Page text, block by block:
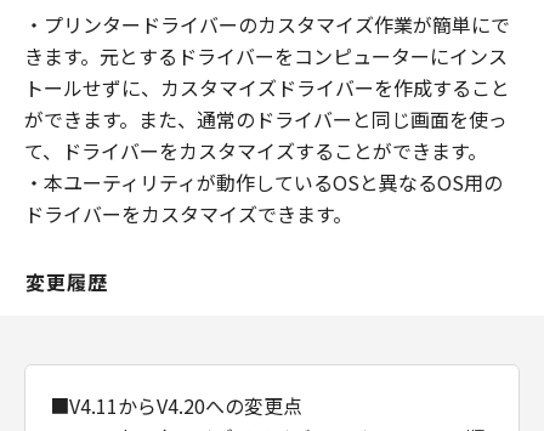
・プリンタードライバーのカスタマイズ作業が簡単にで
きます。元とするドライバーをコンピューターにインス
トールせずに、カスタマイズドライバーを作成すること
ができます。また、通常のドライバーと同じ画面を使っ
て、ドライバーをカスタマイズすることができます。
・本ユーティリティが動作しているOSと異なるOS用の
ドライバーをカスタマイズできます。
変更履歴
■V4.11からV4.20への変更点